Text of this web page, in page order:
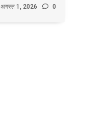
अगस्त 1, 2026
0